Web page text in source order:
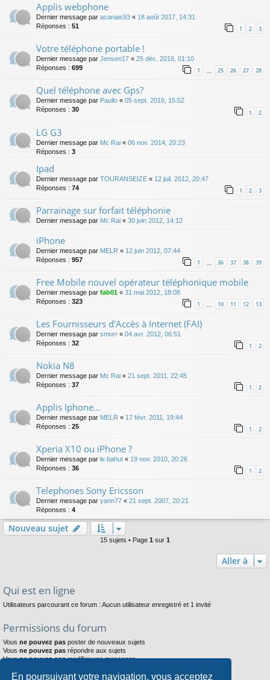
En poursuivant votre navigation, vous acceptez
Applis webphone
Dernier message par acanais93 « 18 août 2017, 14:31
Réponses : 51 1 2 3
Votre téléphone portable !
Dernier message par Jensen17 « 25 déc. 2016, 01:10
Réponses : 699 1 … 25 26 27 28
Quel téléphone avec Gps?
Dernier message par Paullo « 05 sept. 2016, 15:52
Réponses : 30 1 2
LG G3
Dernier message par Mc Rai « 06 nov. 2014, 20:23
Réponses : 3
Ipad
Dernier message par TOURANSEIZE « 12 juil. 2012, 20:47
Réponses : 74 1 2 3
Parrainage sur forfait téléphonie
Dernier message par Mc Rai « 30 juin 2012, 14:12
iPhone
Dernier message par MELR « 12 juin 2012, 07:44
Réponses : 957 1 36 37 38 39
Free Mobile nouvel opérateur téléphonique mobile
Dernier message par fab01 « 31 mai 2012, 18:08
Réponses : 323 1 10 11 12 13
Les Fournisseurs d'Accès à Internet (FAI)
Dernier message par smurr « 04 avr. 2012, 06:51
Réponses : 32 1 2
Nokia N8
Dernier message par Mc Rai « 21 sept. 2011, 22:45
Réponses : 37 1 2
Applis Iphone...
Dernier message par MELR « 17 févr. 2011, 19:44
Réponses : 25 1 2
Xperia X10 ou iPhone ?
Dernier message par le bahut « 19 nov. 2010, 20:26
Réponses : 36 1 2
Telephones Sony Ericsson
Dernier message par yann77 « 21 sept. 2007, 20:21
Réponses : 4
Nouveau sujet
15 sujets • Page 1 sur 1
Aller à
Qui est en ligne
Utilisateurs parcourant ce forum : Aucun utilisateur enregistré et 1 invité
Permissions du forum
Vous ne pouvez pas poster de nouveaux sujets
Vous ne pouvez pas répondre aux sujets
Vousne pouvez pasmodifier vos messages
Vousne pouvez pasjoindre des fichiers